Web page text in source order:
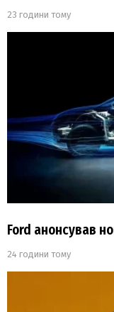
23 години тому
Ford анонсував
24 години тому